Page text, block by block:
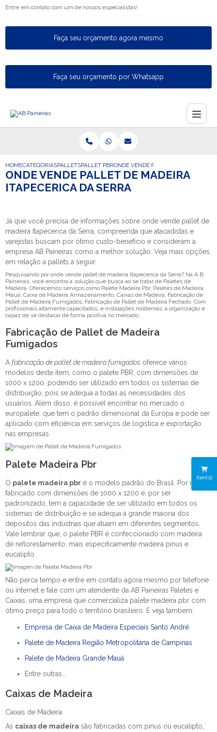
Entre em contato com um de nossos especialistas!
Faça seu orçamento agora mesmo
Faça seu orçamento por Whatsapp
iten(s)
HOMECATEGORIASPALLETSPALLET PBRONDE VENDE PALLET DE MADEIRA
ONDE VENDE PALLET DE MADEIRA
ITAPECERICA DA SERRA
Já que você precisa de informações sobre onde vende pallet de
madeira Itapecerica da Serra, compreenda que atacadistas e
varejistas buscam por ótimo custo-benefício e consideram a
empresa AB Paineiras como a melhor solução. Veja mais opções
em relação a pallets a seguir.
Pesquisando por onde vende pallet de madeira Itapecerica da Serra? Na A B
Paineiras, você encontra a solução que busca ao se tratar de Paletes de
Madeira. Oferecemos serviços como Palete Madeira Pbr, Paletes de Madeira
Mauá, Caixa de Madeira Armazenamento, Caixas de Madeira, Fabricação de
Pallet de Madeira Fumigados, Fabricação de Pallet de Madeira Fechado. Com
profissionais altamente capacitados, e instalações modernas, a organização é
capaz de se destacar de forma positiva no mercado.
Fabricação de Pallet de Madeira
Fumigados
Afabricação de pallet de madeira fumigados oferece vários
modelos deste item, como o palete PBR, com dimensões de
1000 x 1200, podendo ser utilizado em todos os sistemas de
distribuição, pois se adequa a todas as necessidades dos
usuários. Além disso, é possível encontrar no mercado o
europalete, que tem o padrão dimensional da Europa e pode ser
aplicado com eficiência em serviços de logística e exportação
nas empresas.
Palete Madeira Pbr
O palete madeira pbr é o modelo padrão do Brasil. Por isso, é
fabricado com dimensões de 1000 x 1200 e, por ser
padronizado, tem a capacidade de ser utilizado em todos os
sistemas de distribuição e se adequa à grande maioria dos
depósitos das indústrias que atuam em diferentes segmentos.
Vale lembrar que, o palete PBR é confeccionado com madeira
de reflorestamento, mais especificamente madeira pinus e
eucalipto.
Não perca tempo e entre em contato agora mesmo por telefone
ou internet e fale com um atendente da AB Paineiras Paletes e
Caixas, uma empresa que comercializa palete madeira pbr com
ótimo preço para todo o território brasileiro. E veja tambem:
Empresa de Caixa de Madeira Especiais Santo André
Palete de Madeira Região Metropolitana de Campinas
Palete de Madeira Grande Mauá
Entre outras...
Caixas de Madeira
Caixas de Madeira
As caixas de madeira são fabricadas com pinus ou eucalipto,